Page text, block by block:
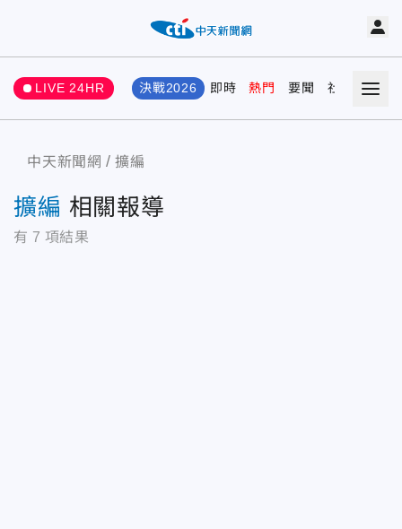
LIVE 24HR 決戰2026 即時 熱門 要聞 社會 娛樂
中天新聞網 擴編
擴編 相關報導
有 7 項結果